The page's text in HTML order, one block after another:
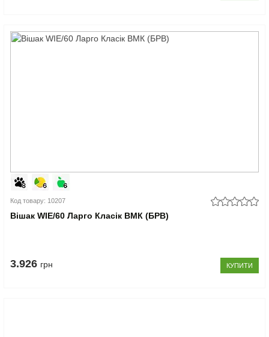
Код товару: 10207
Вішак WIE/60 Ларго Класік ВМК (БРВ)
3.926 грн КУПИТИ